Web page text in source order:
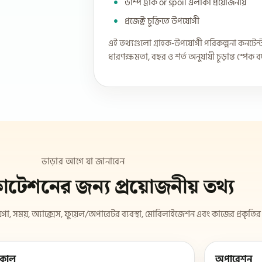
প্রজেক্ট চুক্তিতে উপযোগী
এই তথ্যগুলো গ্রাহক-উপযোগী পরিকল্পনা
ধারণক্ষমতা, বছর ও শর্ত অনুযায়ী চূড়ান্ত স্পেক
ভাড়ার আগে যা জানাবেন
জন্য প্রয়োজনীয় তথ্য
সময়, অ্যাক্সেস, ফুয়েল/অপারেটর ব্যবস্থা, মোবিলাইজেশন এবং কাজের